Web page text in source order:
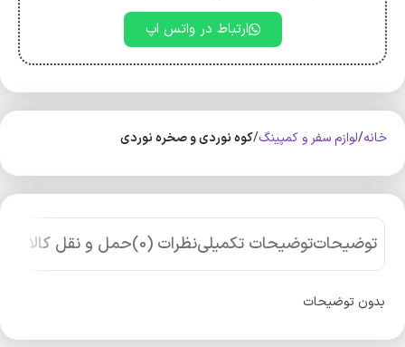
ارتباط در واتس اپ
خانه لوازم سفر و کمپینگ کوه‌ نوردی و صخره نوردی
توضیحاتتوضیحات تکمیلینظرات (0) حمل و نقل کالا
بدون توضیحات